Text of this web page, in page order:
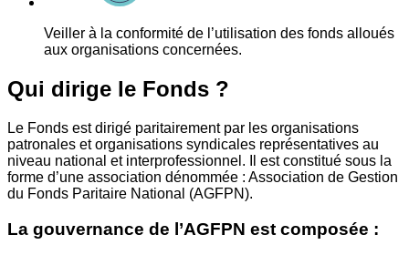
Veiller à la conformité de l’utilisation des fonds alloués
aux organisations concernées.
Qui dirige le Fonds ?
Le Fonds est dirigé paritairement par les organisations
patronales et organisations syndicales représentatives au
niveau national et interprofessionnel. Il est constitué sous la
forme d’une association dénommée : Association de Gestion
du Fonds Paritaire National (AGFPN).
La gouvernance de l’AGFPN est composée :